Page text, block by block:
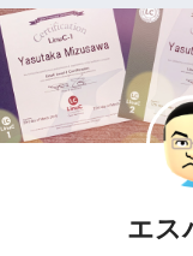
エス